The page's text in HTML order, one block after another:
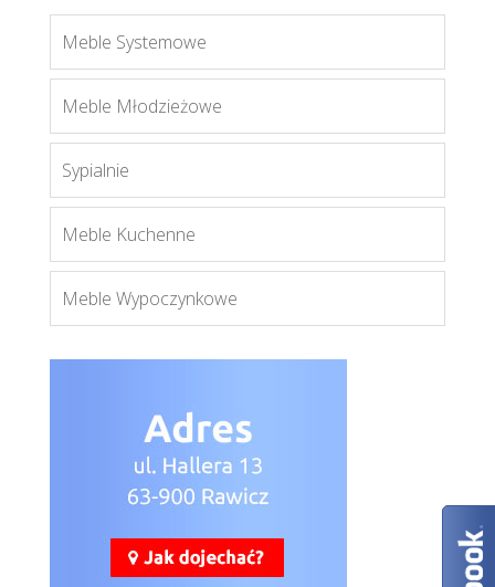
Meble Systemowe
Meble Młodzieżowe
Sypialnie
Meble Kuchenne
Meble Wypoczynkowe